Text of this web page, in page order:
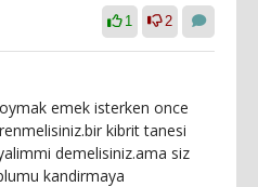
1 2
emek isterken once
kibrit tanesi
demelisiniz.ama siz
kandirmaya